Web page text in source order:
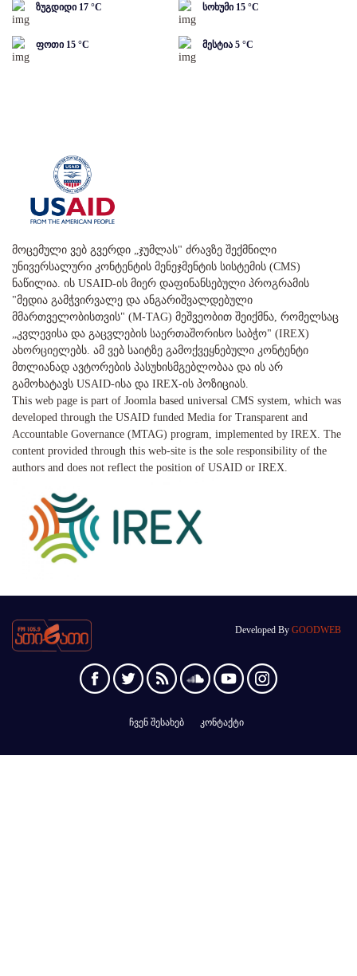
ზუგდიდი 17 °C სოხუმი 15 °C
ფოთი 15 °C მესტია 5 °C
მოცემული ვებ გვერდი „ჯუმლას" ძრავზე შექმნილი
უნივერსალური კონტენტის მენეჯმენტის სისტემის (CMS)
ნაწილია. ის USAID-ის მიერ დაფინანსებული პროგრამის
"მედია გამჭვირვალე და ანგარიშვალდებული
მმართველობისთვის" (M-TAG) მეშვეობით შეიქმნა, რომელსაც
„კვლევისა და გაცვლების საერთაშორისო საბჭო" (IREX)
ახორციელებს. ამ ვებ საიტზე გამოქვეყნებული კონტენტი
მთლიანად ავტორების პასუხისმგებლობაა და ის არ
გამოხატავს USAID-ისა და IREX-ის პოზიციას.
This web page is part of Joomla based universal CMS system, which was
developed through the USAID funded Media for Transparent and
Accountable Governance (MTAG) program, implemented by IREX. The
content provided through this web-site is the sole responsibility of the
authors and does not reflect the position of USAID or IREX.
Developed By GOODWEB
ჩვენ შესახებ კონტაქტი